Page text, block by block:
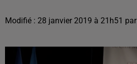
Modifié : 28 janvier 2019 à 21h51